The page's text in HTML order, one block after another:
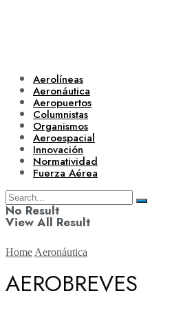
Aerolíneas
Aeronáutica
Aeropuertos
Columnistas
Organismos
Aeroespacial
Innovación
Normatividad
Fuerza Aérea
No Result
View All Result
Home Aeronáutica
AEROBREVES